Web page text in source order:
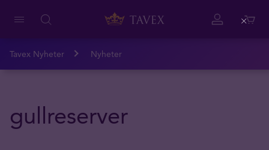
Tavex Nyheter Nyheter
gullreserver
Close